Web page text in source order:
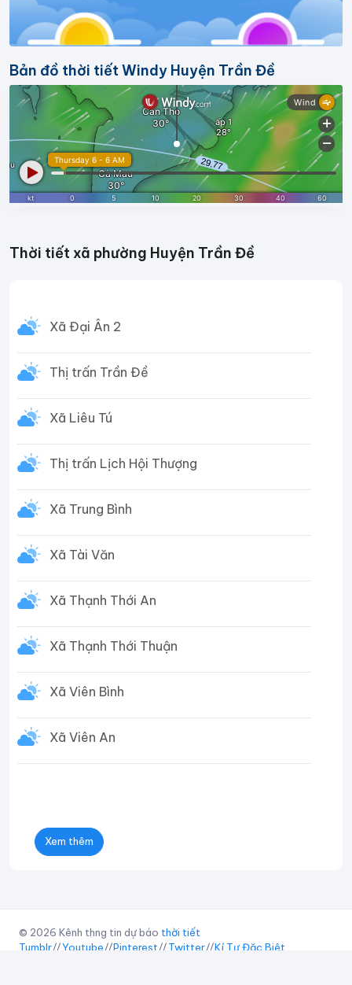
Bản đồ thời tiết Windy Huyện Trần Đề
Thời tiết xã phường Huyện Trần Đề
Xã Đại Ân 2
Thị trấn Trần Đề
Xã Liêu Tú
Thị trấn Lịch Hội Thượng
Xã Trung Bình
Xã Tài Văn
Xã Thạnh Thới An
Xã Thạnh Thới Thuận
Xã Viên Bình
Xã Viên An
Xem thêm
© 2026 Kênh thng tin dự báo thời tiết
Tumblr//Youtube//Pinterest//Twitter//Kí Tự Đặc Biệt